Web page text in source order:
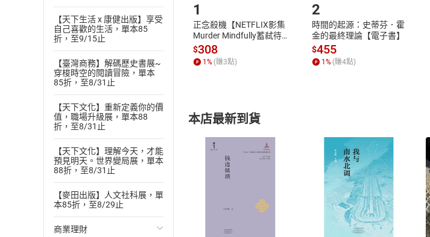
【天下生活 x 康健出版】享受
自己喜歡的生活，單本85
折，至9/15止
【臺灣商務】解碼歷史書展~
穿梭時空的閱讀冒險，單本
85折，至8/31止
【天下文化】重新定義你的價
值，職場升級展，單本88
折，至8/31止
【天下文化】理解今天，才能
預見明天。世界變局展，單本
88折，至8/31止
【麥田出版】人文社科展，單
本85折，至8/29止
商業理財
付款方式
ATM轉帳、信用卡、LINE PAY、AFTEE
本店是
1
正念殺機【NETFLIX影集
Murder Mindfully蓄弒待
發】【電子書】
$308
1 % (賺3點)
2
時間的起源：史蒂芬．霍
金的最終理論【電子書】
$455
1 % (賺4點)
本店最新到貨